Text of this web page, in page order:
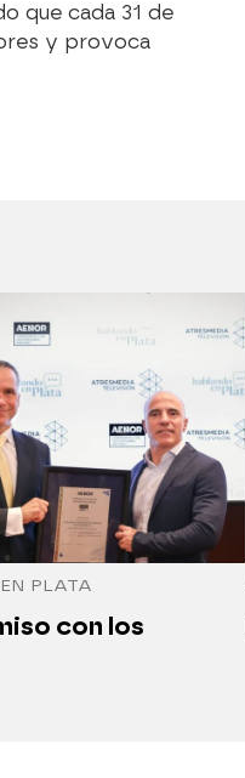
que cada 31 de
y provoca
PLATA
con los